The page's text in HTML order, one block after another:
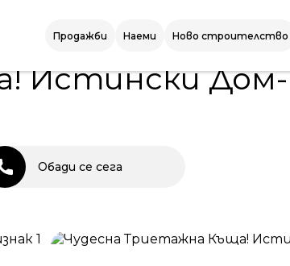
Продажби Наеми Ново строителство
Истински Дом-
Обади се сега